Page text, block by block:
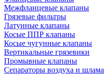
Межфланцевые клапаны
Грязевые фильтры
Латунные клапаны
Косые ППР клапаны
Косые чугунные клапаны
Вертикальные грязевики
Промывные клапаны
Сепараторы воздуха и шлама